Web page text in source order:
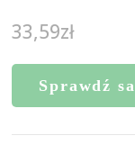
33,59zł
Sprawdź